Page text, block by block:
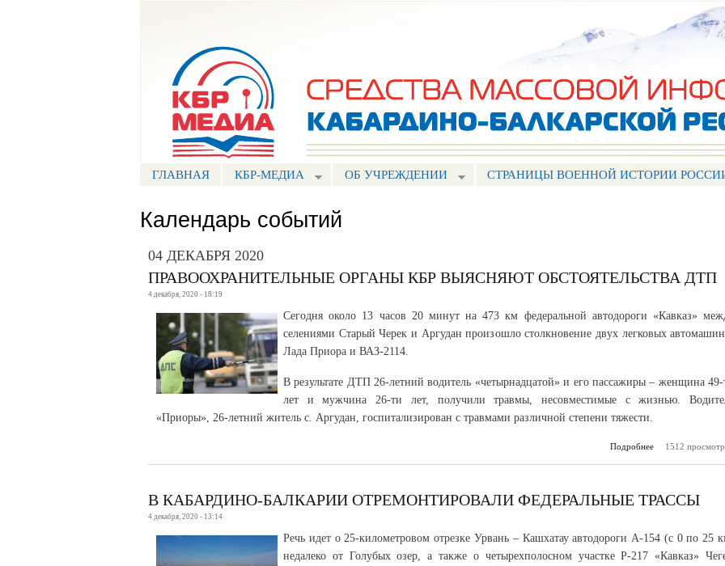
ГЛАВНАЯ КБР-МЕДИА ОБ УЧРЕЖДЕНИИ СТРАНИЦЫ ВОЕННОЙ ИСТОРИИ
Календарь событий
04 ДЕКАБРЯ 2020
ПРАВООХРАНИТЕЛЬНЫЕ ОРГАНЫ КБР ВЫЯСНЯЮТ ОБСТОЯТЕЛЬСТВА ДТП
4 декабря, 2020 - 18:19
Сегодня около 13 часов 20 минут на 473 км федеральной автодороги «Кавказ»
селениями Старый Черек и Аргудан произошло столкновение двух легковых
Лада Приора и ВАЗ-2114.
В результате ДТП 26-летний водитель «четырнадцатой» и его пассажиры – женщина 49-
лет и мужчина 26-ти лет, получили травмы, несовместимые с жизнью.
«Приоры», 26-летний житель с. Аргудан, госпитализирован с травмами различной степени тяжести.
Подробнее
о
1512
В КАБАРДИНО-БАЛКАРИИ ОТРЕМОНТИРОВАЛИ ФЕДЕРАЛЬНЫЕ ТРАССЫ
4 декабря, 2020 - 13:14
Речь идет о 25-километровом отрезке Урвань – Кашхатау автодороги А-154 (с 0 по 25
недалеко от Голубых озер, а также о четырехполосном участке Р-217 «Кавказ»